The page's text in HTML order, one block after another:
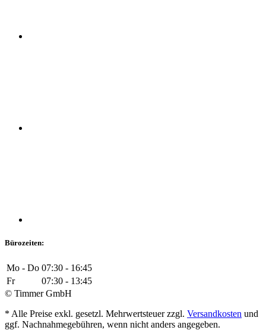
Bürozeiten:
Mo - Do 07:30 - 16:45
Fr
07:30 - 13:45
© Timmer GmbH
* Alle Preise exkl. gesetzl. Mehrwertsteuer zzgl. Versandkosten und
ggf. Nachnahmegebühren, wenn nicht anders angegeben.